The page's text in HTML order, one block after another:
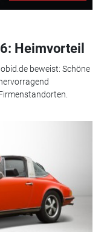
Heimvorteil
beweist: Schöne